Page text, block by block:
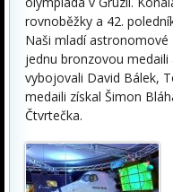
rovnoběžky a 42.
Naši mladí
jednu bronzovou
vybojovali David Bálek,
medaili získal Šimon
Čtvrtečka.